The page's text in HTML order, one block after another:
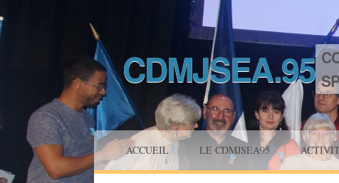
CDMJSEA.95
Saut
au
contenu
ACCUEIL LE CDMJSEA95 |